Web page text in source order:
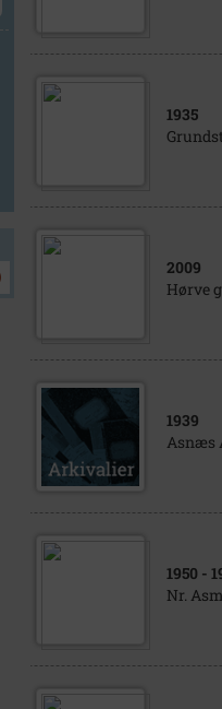
1935
2009
Hørve
1939
Asnæs
1950 -
Nr.